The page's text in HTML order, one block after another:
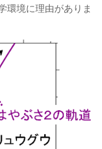
環境に理由がありま